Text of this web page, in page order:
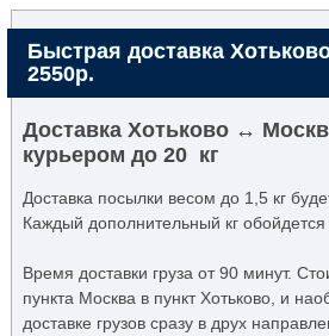
Быстрая доставка
2550р.
Доставка Хотьково ↔
курьером до 20 кг
Доставка посылки весом до 1,5 кг
Каждый дополнительный кг обойдется
Время доставки груза от 90 минут.
пункта Москва в пункт Хотьково, и
доставке грузов сразу в друх